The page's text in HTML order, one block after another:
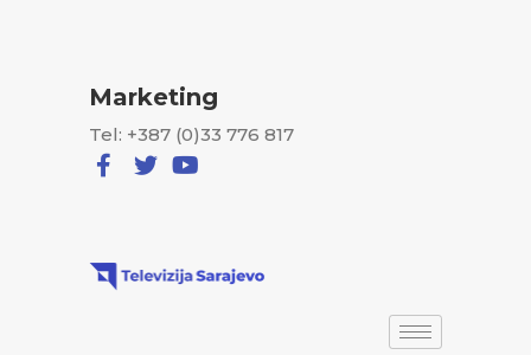
Marketing
Tel: +387 (0)33 776 817